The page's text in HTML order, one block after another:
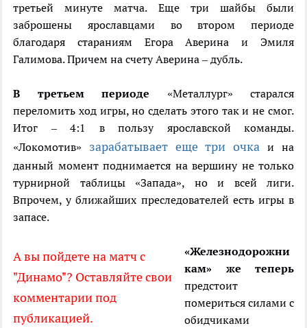
третьей минуте матча. Еще три шайбы были
заброшены ярославцами во втором периоде
благодаря стараниям Егора Аверина и Эмиля
Галимова. Причем на счету Аверина – дубль.
В третьем периоде «Металлург» старался
переломить ход игры, но сделать этого так и не смог.
Итог – 4:1 в пользу ярославской команды.
«Локомотив» зарабатывает еще три очка и на
данный момент поднимается на вершину не только
турнирной таблицы «Запада», но и всей лиги.
Впрочем, у ближайших преследователей есть игры в
запасе.
А вы пойдете на матч с
"Динамо"? Оставляйте свои
комментарии под
публикацией.
«Железнодорожни
кам» же теперь
предстоит
помериться силами с
обидчиками